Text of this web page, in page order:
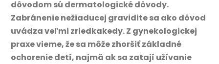
dôvodom sú dermatologické dôvody.
Zabránenie nežiaducej gravidite sa ako dôvod
uvádza veľmi zriedkakedy. Z gynekologickej
praxe vieme, že sa môže zhoršiť základné
ochorenie detí, najmä ak sa zatají užívanie